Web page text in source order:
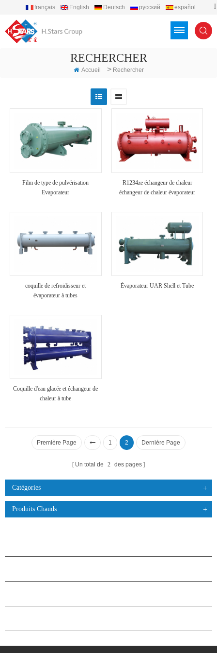
français English Deutsch русский
español
RECHERCHER
Accueil > Rechercher
Film de type de pulvérisation
Evaporateur
R1234ze échangeur de chaleur
échangeur de chaleur évaporateur
coquille de refroidisseur et
évaporateur à tubes
Évaporateur UAR Shell et Tube
Coquille d'eau glacée et échangeur de
chaleur à tube
Première Page 1 2 Dernière Page
Un total de 2 des pages
Catégories
Produits Chauds